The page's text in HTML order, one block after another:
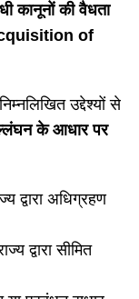
कानूनों की वैधता
of
उद्देश्यों से
के आधार पर
द्वारा अधिग्रहण
द्वारा सीमित